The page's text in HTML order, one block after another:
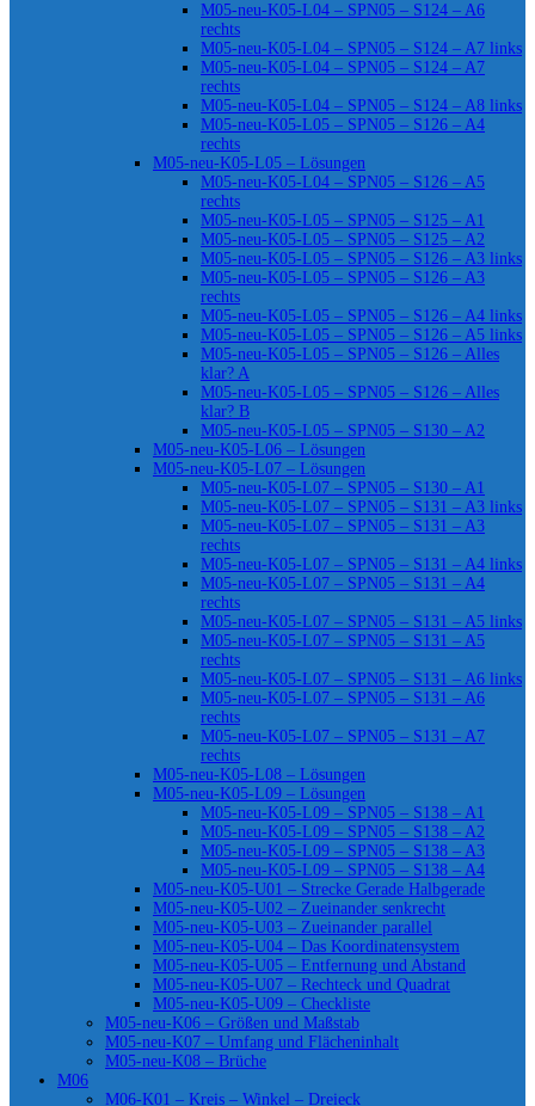
M05-neu-K05-L04 – SPN05 – S124 – A6
rechts
M05-neu-K05-L04 – SPN05 – S124 – A7 links
M05-neu-K05-L04 – SPN05 – S124 – A7
rechts
M05-neu-K05-L04 – SPN05 – S124 – A8 links
M05-neu-K05-L05 – SPN05 – S126 – A4
rechts
M05-neu-K05-L05 – Lösungen
M05-neu-K05-L04 – SPN05 – S126 – A5
rechts
M05-neu-K05-L05 – SPN05 – S125 – A1
M05-neu-K05-L05 – SPN05 – S125 – A2
M05-neu-K05-L05 – SPN05 – S126 – A3 links
M05-neu-K05-L05 – SPN05 – S126 – A3
rechts
M05-neu-K05-L05 – SPN05 – S126 – A4 links
M05-neu-K05-L05 – SPN05 – S126 – A5 links
M05-neu-K05-L05 – SPN05 – S126 – Alles
klar? A
M05-neu-K05-L05 – SPN05 – S126 – Alles
klar? B
M05-neu-K05-L05 – SPN05 – S130 – A2
M05-neu-K05-L06 – Lösungen
M05-neu-K05-L07 – Lösungen
M05-neu-K05-L07 – SPN05 – S130 – A1
M05-neu-K05-L07 – SPN05 – S131 – A3 links
M05-neu-K05-L07 – SPN05 – S131 – A3
rechts
M05-neu-K05-L07 – SPN05 – S131 – A4 links
M05-neu-K05-L07 – SPN05 – S131 – A4
rechts
M05-neu-K05-L07 – SPN05 – S131 – A5 links
M05-neu-K05-L07 – SPN05 – S131 – A5
rechts
M05-neu-K05-L07 – SPN05 – S131 – A6 links
M05-neu-K05-L07 – SPN05 – S131 – A6
rechts
M05-neu-K05-L07 – SPN05 – S131 – A7
rechts
M05-neu-K05-L08 – Lösungen
M05-neu-K05-L09 – Lösungen
M05-neu-K05-L09 – SPN05 – S138 – A1
M05-neu-K05-L09 – SPN05 – S138 – A2
M05-neu-K05-L09 – SPN05 – S138 – A3
M05-neu-K05-L09 – SPN05 – S138 – A4
M05-neu-K05-U01 – Strecke Gerade Halbgerade
M05-neu-K05-U02 – Zueinander senkrecht
M05-neu-K05-U03 – Zueinander parallel
M05-neu-K05-U04 – Das Koordinatensystem
M05-neu-K05-U05 – Entfernung und Abstand
M05-neu-K05-U07 – Rechteck und Quadrat
M05-neu-K05-U09 – Checkliste
M05-neu-K06 – Größen und Maßstab
M05-neu-K07 – Umfang und Flächeninhalt
M05-neu-K08 – Brüche
M06
M06-K01 – Kreis – Winkel – Dreieck